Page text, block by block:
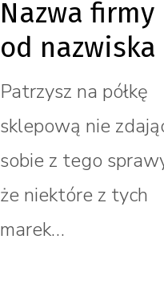
Nazwa firmy
od nazwiska
Patrzysz na półkę
sklepową nie
sobie z tego
że niektóre z tych
marek…